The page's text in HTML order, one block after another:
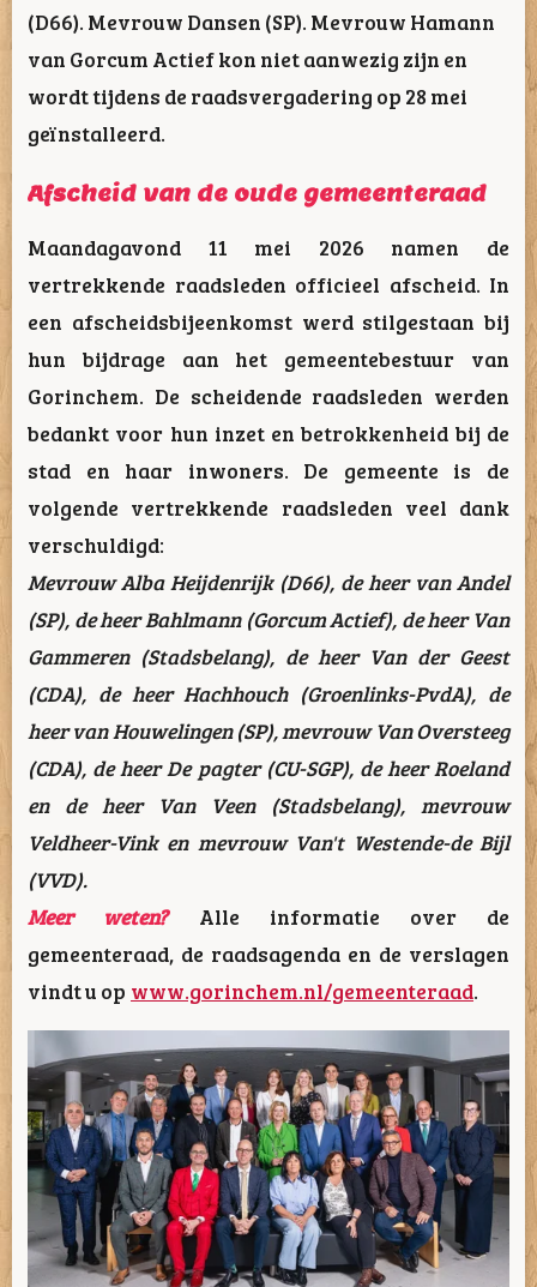
(D66). Mevrouw Dansen (SP). Mevrouw Hamann
van Gorcum Actief kon niet aanwezig zijn en
wordt tijdens de raadsvergadering op 28 mei
geïnstalleerd.
Afscheid van de oude gemeenteraad
Maandagavond 11 mei 2026 namen de
vertrekkende raadsleden officieel afscheid. In
een afscheidsbijeenkomst werd stilgestaan bij
hun bijdrage aan het gemeentebestuur van
Gorinchem. De scheidende raadsleden werden
bedankt voor hun inzet en betrokkenheid bij de
stad en haar inwoners. De gemeente is de
volgende vertrekkende raadsleden veel dank
verschuldigd:
Mevrouw Alba Heijdenrijk (D66), de heer van Andel
(SP), de heer Bahlmann (Gorcum Actief), de heer Van
Gammeren (Stadsbelang), de heer Van der Geest
(CDA), de heer Hachhouch (Groenlinks-PvdA), de
heer van Houwelingen (SP), mevrouw Van Oversteeg
(CDA), de heer De pagter (CU-SGP), de heer Roeland
en de heer Van Veen (Stadsbelang), mevrouw
Veldheer-Vink en mevrouw Van't Westende-de Bijl
(VVD).
Meer weten? Alle informatie over de
gemeenteraad, de raadsagenda en de verslagen
vindt u op www.gorinchem.nl/gemeenteraad.